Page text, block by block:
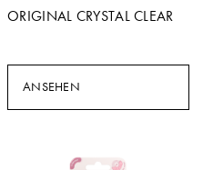
ORIGINAL CRYSTAL CLEAR
ANSEHEN